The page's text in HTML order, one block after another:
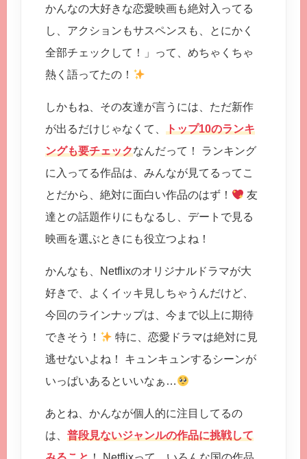
かんなの大好きな恋愛映画も絶対入ってる
し、アクションもサスペンスも、とにかく
全部チェックして！」って、めちゃくちゃ
熱く語ってたの！
しかもね、その友達が言うには、ただ新作
が出るだけじゃなくて、 トップ10のランキ
ングも要チェックなんだって！ ランキング
に入ってる作品は、みんなが見てるってこ
とだから、絶対に面白い作品のはず！
友
達との話題作りにもなるし、デートで見る
映画を選ぶときにも役立つよね！
かんなも、Netflixのオリジナルドラマが大
好きで、よくイッキ見しちゃうんだけど、
今回のラインナップは、今まで以上に期待
できそう！
特に、恋愛ドラマは絶対に見
逃せないよね！ キュンキュンするシーンが
いっぱいあるといいなぁ…
あとね、かんなが個人的に注目してるの
は、 普段見ないジャンルの作品に挑戦して